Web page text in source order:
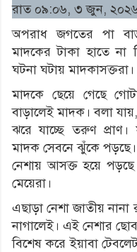
রাত ০৯:০৬, ৩ জুন,
অপরাধ জগতের পা
মাদকের টাকা হাতে না
ঘটনা ঘটায় মাদকাসক্তরা।
মাদকে ছেয়ে গেছে
বাড়ালেই মাদক। বলা
ঝরে যাচ্ছে তরুণ প্রাণ।
মাদক সেবনে ঝুঁকে পড়ছে।
নেশায় আসক্ত হয়ে
মেয়েরা।
এছাড়া নেশা জাতীয় নানা
নাগালেই। এই নেশার
বিশেষ করে ইয়াবা